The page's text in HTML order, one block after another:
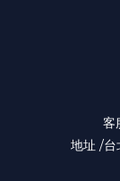
客
地址 /台